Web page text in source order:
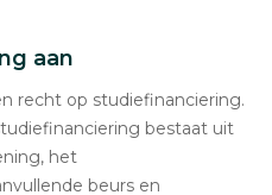
aan
recht op studiefinanciering.
bestaat uit
het
beurs en